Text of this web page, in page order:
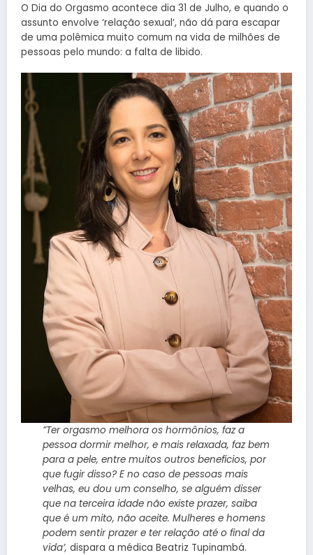
O Dia do Orgasmo acontece dia 31 de Julho, e quando o
assunto envolve ‘relação sexual’, não dá para escapar
de uma polêmica muito comum na vida de milhões de
pessoas pelo mundo: a falta de libido.
”Ter orgasmo melhora os hormônios, faz a
pessoa dormir melhor, e mais relaxada, faz bem
para a pele, entre muitos outros benefícios, por
que fugir disso? E no caso de pessoas mais
velhas, eu dou um conselho, se alguém disser
que na terceira idade não existe prazer, saiba
que é um mito, não aceite. Mulheres e homens
podem sentir prazer e ter relação até o final da
vida’, dispara a médica Beatriz Tupinambá.